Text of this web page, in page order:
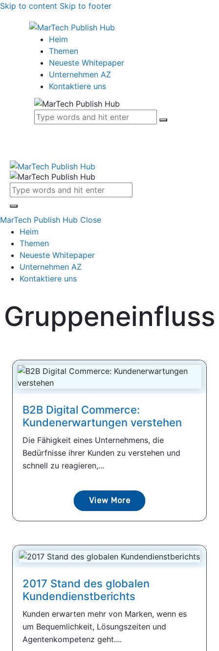
Skip to content Skip to footer
Heim
Themen
Neueste Whitepaper
Unternehmen AZ
Kontaktiere uns
MarTech Publish Hub Close
Heim
Themen
Neueste Whitepaper
Unternehmen AZ
Kontaktiere uns
Gruppeneinfluss
B2B Digital Commerce:
Kundenerwartungen verstehen
Die Fähigkeit eines Unternehmens, die
Bedürfnisse ihrer Kunden zu verstehen und
schnell zu reagieren,...
View More
2017 Stand des globalen
Kundendienstberichts
Kunden erwarten mehr von Marken, wenn es
um Bequemlichkeit, Lösungszeiten und
Agentenkompetenz geht....